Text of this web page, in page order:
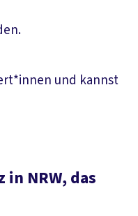
und kannst
NRW, das